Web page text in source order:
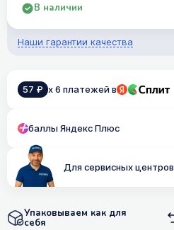
В наличии
Наши гарантии качества
57 ₽ x 6 платежей в
баллы Яндекс Плюс
Для сервисных центров
Упаковываем как для
себя